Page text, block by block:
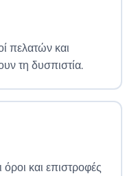
πελατών και
τη δυσπιστία.
και επιστροφές